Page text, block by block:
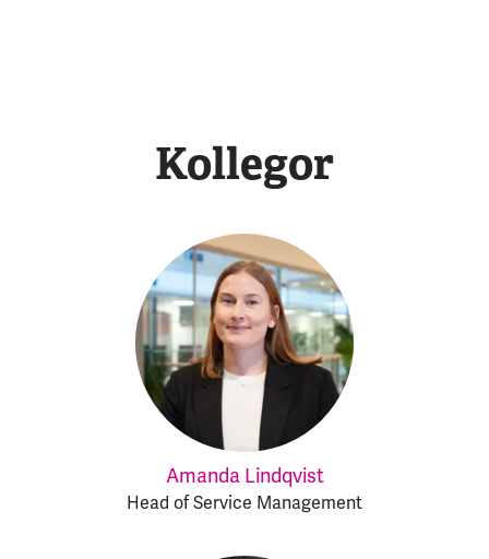
Kollegor
Amanda Lindqvist
Head of Service Management